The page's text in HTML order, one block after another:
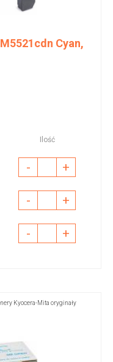
Cyan,
Ilość
- +
- +
- +
Kyocera-Mita oryginały